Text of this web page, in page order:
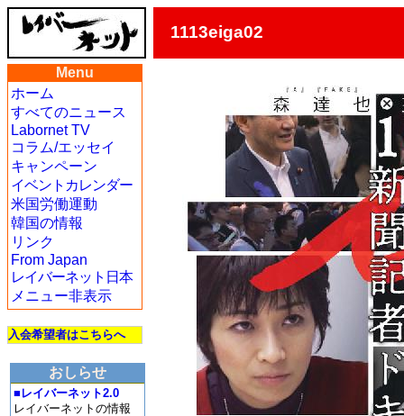
1113eiga02
Menu
ホーム
すべてのニュース
Labornet TV
コラム/エッセイ
キャンペーン
イベントカレンダー
米国労働運動
韓国の情報
リンク
From Japan
レイバーネット日本
メニュー非表示
入会希望者はこちらへ
おしらせ
■レイバーネット2.0
レイバーネットの情報